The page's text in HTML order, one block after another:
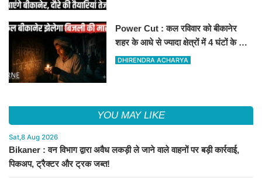
Power Cut : कल रविवार को बीकानेर
शहर के आधे से ज्यादा क्षेत्रों में 4 घंटों के लिए
बिजली रहेगी गुल
DHIRENDRA ACHARYA
YOU MAY LIKE
Sat,8 Aug 2026
Bikaner : वन विभाग द्वारा अवैध लकड़ी ले जाने वाले वाहनों पर बड़ी कार्रवाई,
पिकअप, ट्रैक्टर और ट्रक जब्त!